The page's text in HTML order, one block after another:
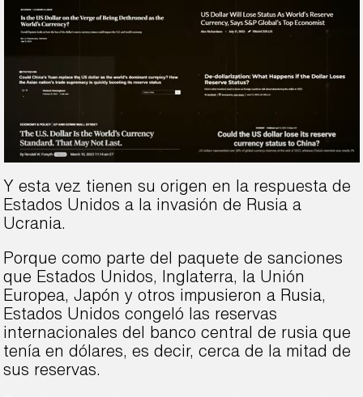
Y esta vez tienen su origen en la respuesta de
Estados Unidos a la invasión de Rusia a
Ucrania.
Porque como parte del paquete de sanciones
que Estados Unidos, Inglaterra, la Unión
Europea, Japón y otros impusieron a Rusia,
Estados Unidos congeló las reservas
internacionales del banco central de rusia que
tenía en dólares, es decir, cerca de la mitad de
sus reservas.